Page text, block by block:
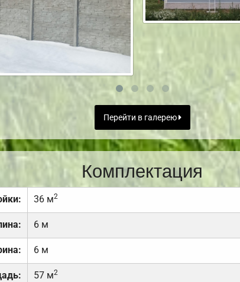
Перейти в галерею
Комплектация
36 м2
6 м
6 м
57 м2